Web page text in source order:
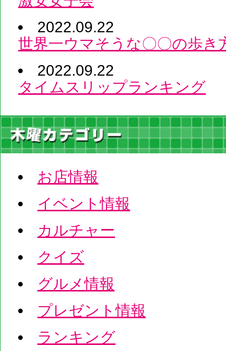
2022.09.22
世界一ウマそうな〇〇の歩き
2022.09.22
タイムスリップランキング
お店情報
イベント情報
カルチャー
クイズ
グルメ情報
プレゼント情報
ランキング